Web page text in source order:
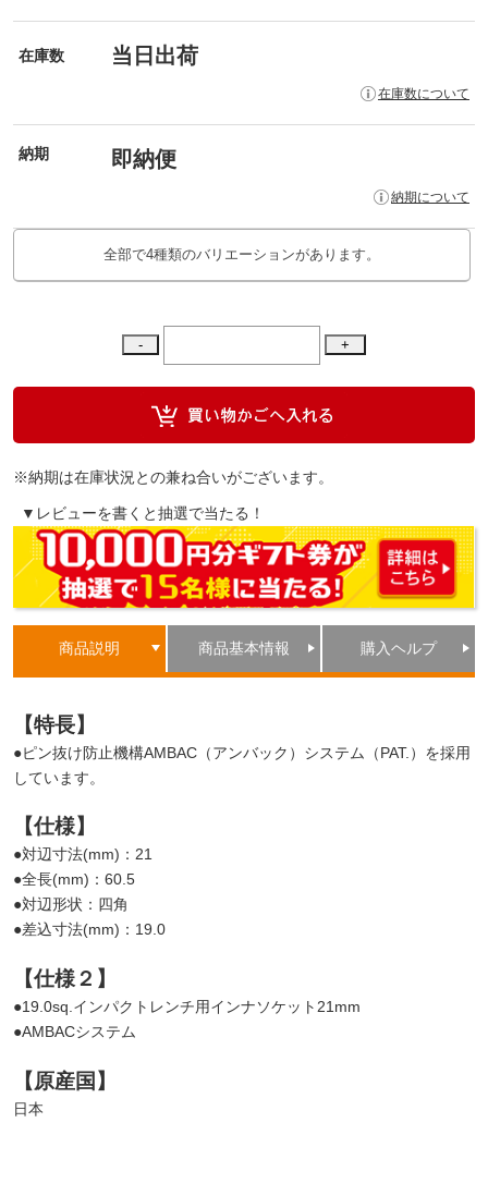
在庫数 当日出荷
在庫数について
納期 即納便
納期について
全部で4種類のバリエーションがあります。
※納期は在庫状況との兼ね合いがございます。
▼レビューを書くと抽選で当たる！
商品説明 商品基本情報 購入ヘルプ
【特長】
●ピン抜け防止機構AMBAC（アンバック）システム（PAT.）を採用
しています。
【仕様】
●対辺寸法(mm)：21
●全長(mm)：60.5
●対辺形状：四角
●差込寸法(mm)：19.0
【仕様２】
●19.0sq.インパクトレンチ用インナソケット21mm
●AMBACシステム
【原産国】
日本